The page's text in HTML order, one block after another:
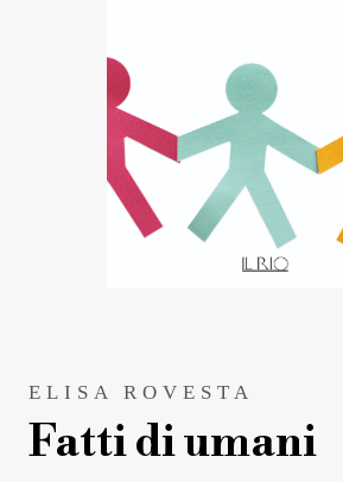
ELISA ROVESTA
Fatti di umani